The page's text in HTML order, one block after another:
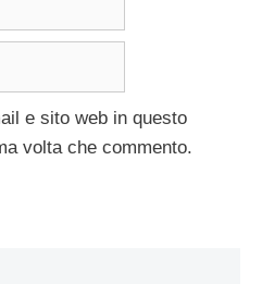
e sito web in questo
volta che commento.